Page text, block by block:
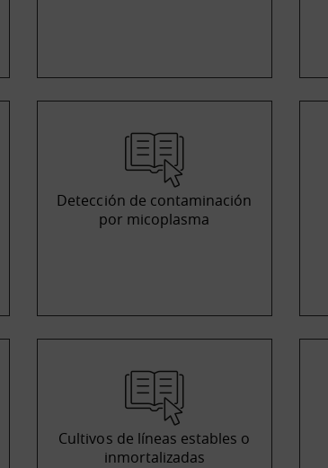
Detección de contaminación
por micoplasma
Cultivos de líneas estables o
inmortalizadas